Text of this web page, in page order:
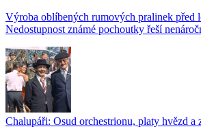
Výroba oblíbených rumových pralinek před
Nedostupnost známé pochoutky řeší
Chalupáři: Osud orchestrionu, platy hvězd a